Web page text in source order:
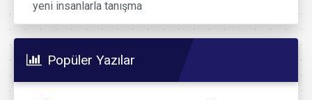
yeni insanlarla tanışma
Popüler Yazılar